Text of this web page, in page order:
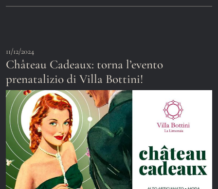
11/12/2024
Château Cadeaux: torna l’evento
prenatalizio di Villa Bottini!